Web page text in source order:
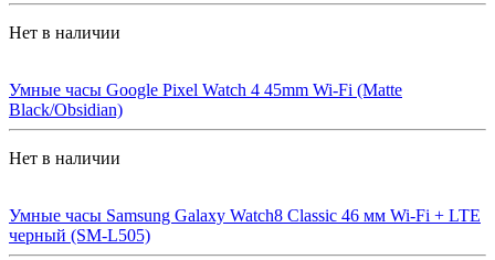
Нет в наличии
Умные часы Google Pixel Watch 4 45mm Wi-Fi (Matte
Black/Obsidian)
Нет в наличии
Умные часы Samsung Galaxy Watch8 Classic 46 мм Wi-Fi + LTE
черный (SM-L505)